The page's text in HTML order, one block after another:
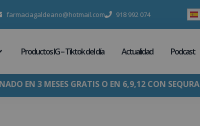
farmaciagaldeano@hotmail.com 918 992 074
Productos IG – Tiktok del día Actualidad Podcast
EN 3 MESES GRATIS O EN 6,9,12 CON SEQURA